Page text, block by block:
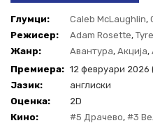
Глумци: Caleb McLaughlin,
Режисер:
Adam Rosette,
Жанр:
Авантура, Акција,
Спорт
Премиера: 12 февруари 2026
Јазик:
англиски
Оценка:
2D
Кино:
#5 Драчево, #3